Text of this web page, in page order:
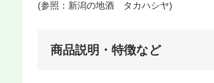
(参照：新潟の地酒 タカハシヤ)
商品説明・特徴など